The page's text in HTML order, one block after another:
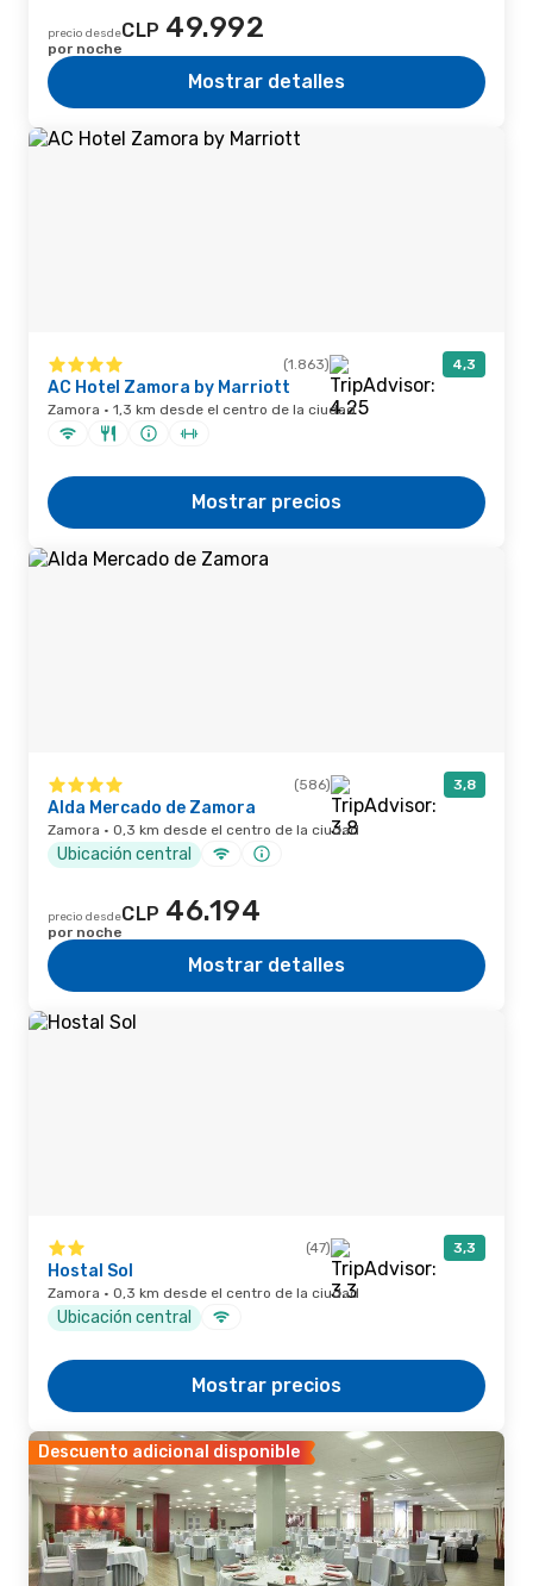
precio desdeCLP 49.992
por noche
Mostrar detalles
(1.863) 4,3
AC Hotel Zamora by Marriott
Zamora · 1,3 km desde el centro de la ciudad
Mostrar precios
(586) 3,8
Alda Mercado de Zamora
Zamora · 0,3 km desde el centro de la ciudad
Ubicación central
precio desdeCLP 46.194
por noche
Mostrar detalles
(47) 3,3
Hostal Sol
Zamora · 0,3 km desde el centro de la ciudad
Ubicación central
Mostrar precios
Descuento adicional disponible